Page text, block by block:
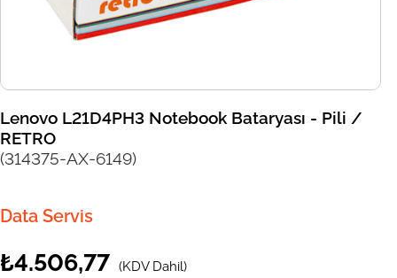
Lenovo L21D4PH3 Notebook Bataryası - Pili /
RETRO
(314375-AX-6149)
Data Servis
₺4.506,77 (KDV Dahil)